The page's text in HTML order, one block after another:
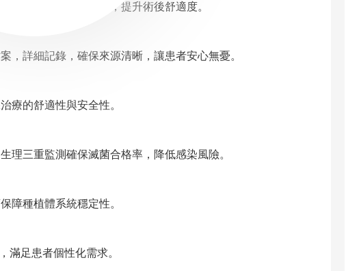
脹疼痛，促進恢復，提升術後舒適度。
詳細記錄，確保來源清晰，讓患者安心無憂。
的舒適性與安全性。
三重監測確保滅菌合格率，降低感染風險。
種植體系統穩定性。
滿足患者個性化需求。